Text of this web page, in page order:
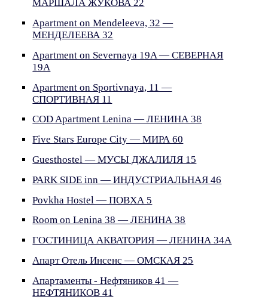
МАРШАЛА ЖУКОВА 22
Apartment on Mendeleeva, 32 —
МЕНДЕЛЕЕВА 32
Apartment on Severnaya 19A — СЕВЕРНАЯ
19А
Apartment on Sportivnaya, 11 —
СПОРТИВНАЯ 11
COD Apartment Lenina — ЛЕНИНА 38
Five Stars Europe City — МИРА 60
Guesthostel — МУСЫ ДЖАЛИЛЯ 15
PARK SIDE inn — ИНДУСТРИАЛЬНАЯ 46
Povkha Hostel — ПОВХА 5
Room on Lenina 38 — ЛЕНИНА 38
ГОСТИНИЦА АКВАТОРИЯ — ЛЕНИНА 34А
Апарт Отель Инсенс — ОМСКАЯ 25
Апартаменты - Нефтяников 41 —
НЕФТЯНИКОВ 41